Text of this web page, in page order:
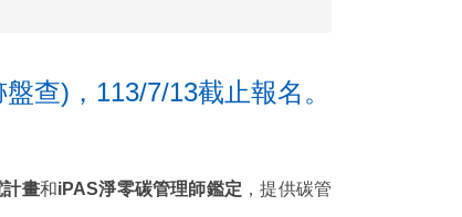
查)，113/7/13截止報名。
計畫和iPAS淨零碳管理師鑑定 ，提供碳管